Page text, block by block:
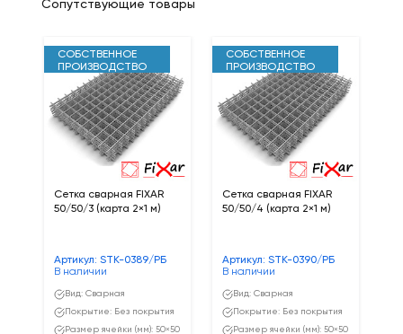
Сопутствующие товары
СОБСТВЕННОЕ
ПРОИЗВОДСТВО
Сетка сварная FIXAR
50/50/3 (карта 2×1 м)
Артикул: STK-0389/РБ
В наличии
Вид: Сварная
Покрытие: Без покрытия
Размер ячейки (мм): 50×50
СОБСТВЕННОЕ
ПРОИЗВОДСТВО
Сетка сварная FIXAR
50/50/4 (карта 2×1 м)
Артикул: STK-0390/РБ
В наличии
Вид: Сварная
Покрытие: Без покрытия
Размер ячейки (мм): 50×50